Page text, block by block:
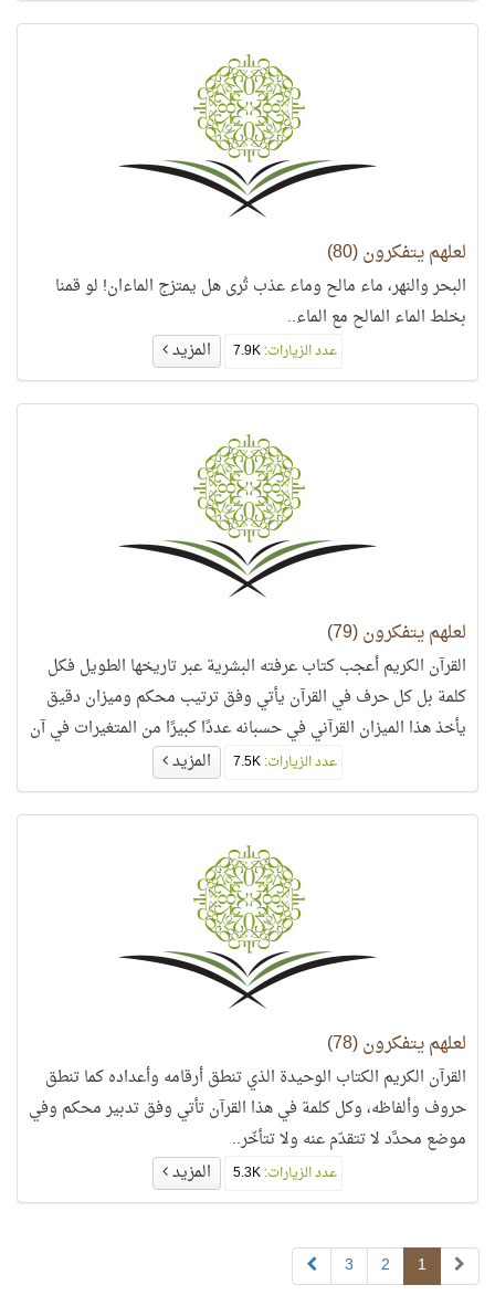
لعلهم يتفكرون (80)
البحر والنهر، ماء مالح وماء عذب تُرى هل يمتزج الماءان! لو قمنا
بخلط الماء المالح مع الماء..
عدد الزيارات: المزيد
لعلهم يتفكرون (79)
القرآن الكريم أعجب كتاب عرفته البشرية عبر تاريخها الطويل فكل
كلمة بل كل حرف في القرآن يأتي وفق ترتيب محكم وميزان دقيق
يأخذ هذا الميزان القرآني في حسبانه عددًا كبيرًا من المتغيرات في آن
عدد الزيارات: المزيد
لعلهم يتفكرون (78)
القرآن الكريم الكتاب الوحيدة الذي تنطق أرقامه وأعداده كما تنطق
حروف وألفاظه، وكل كلمة في هذا القرآن تأتي وفق تدبير محكم وفي
موضع محدَّد لا تتقدّم عنه ولا تتأخّر..
عدد الزيارات: المزيد
1
2
3